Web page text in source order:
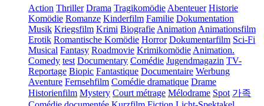
Action Thriller Drama Tragikomödie Abenteuer Historie
Komödie Romanze Kinderfilm Familie Dokumentation
Musik Kriegsfilm Krimi Biografie Animation Animationsfilm
Erotik Romantische Komödie Horror Dokumentarfilm Sci-Fi
Musical Fantasy Roadmovie Krimikomödie Animation.
Comedy test Documentary Comédie Jugendmagazin TV-
Reportage Biopic Fantastique Documentaire Werbung
Aventure Fernsehfilm Comédie dramatique Drame
Historienfilm Mystery Court métrage Mélodrame Spot 가족